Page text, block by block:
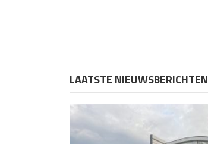
LAATSTE NIEUWSBERICHTEN